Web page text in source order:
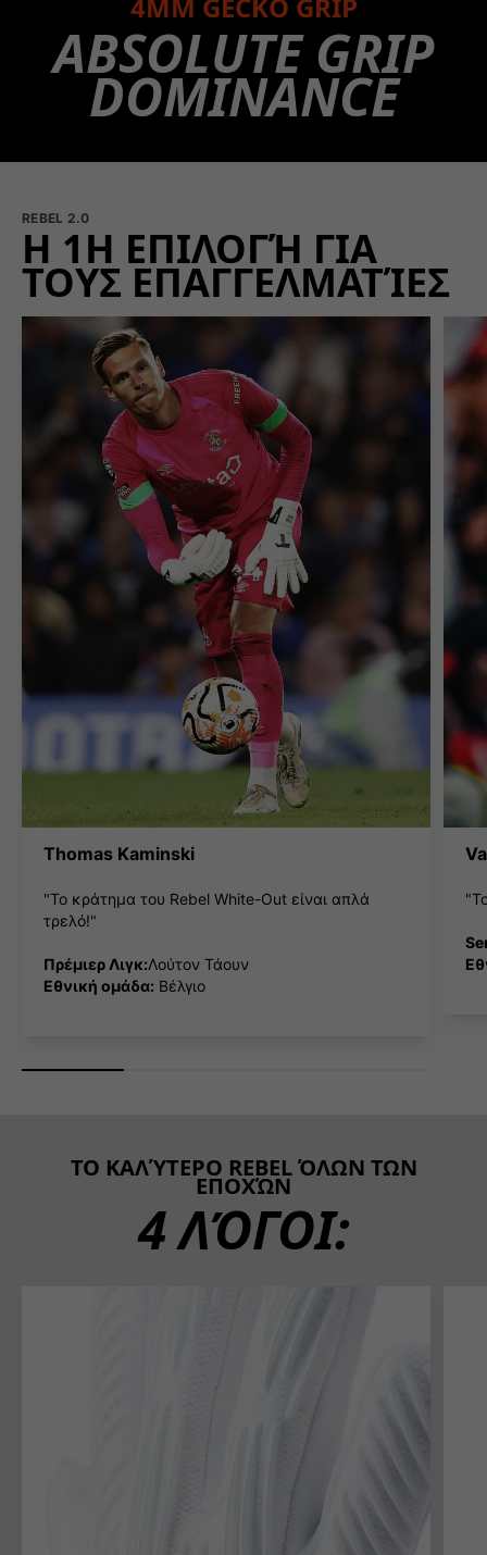
ABSOLUTE GRIP
DOMINANCE
REBEL 2.0
Η 1Η ΕΠΙΛΟΓΉ ΓΙΑ
ΤΟΥΣ ΕΠΑΓΓΕΛΜΑΤΊΕΣ
Thomas Kaminski
"Το κράτημα του Rebel White-Out είναι απλά
τρελό!"
Πρέμιερ Λιγκ:Λούτον Τάουν
Εθνική ομάδα: Βέλγιο
ΤΟ ΚΑΛΎΤΕΡΟ REBEL ΌΛΩΝ ΤΩΝ
ΕΠΟΧΏΝ
4 ΛΌΓΟΙ: